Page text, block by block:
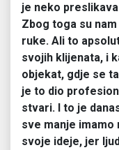
je neko
Zbog toga su
ruke. Ali to
svojih klijenata, i
objekat, gdje se
je to dio
stvari. I to je
sve manje imamo
svoje ideje, jer